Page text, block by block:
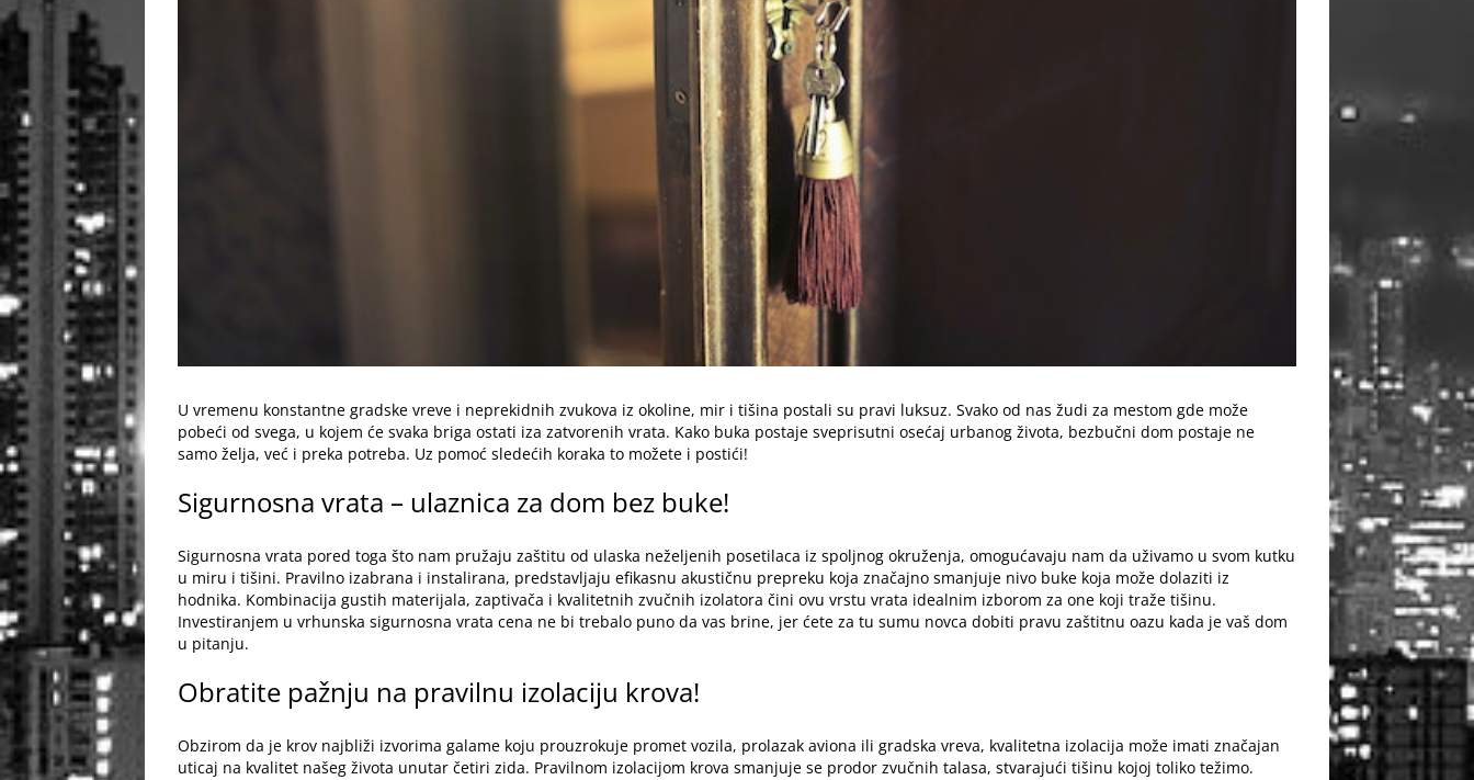
U vremenu konstantne gradske vreve i neprekidnih zvukova iz okoline, mir i tišina postali su pravi luksuz. Svako od nas žudi za mestom gde može
pobeći od svega, u kojem će svaka briga ostati iza zatvorenih vrata. Kako buka postaje sveprisutni osećaj urbanog života, bezbučni dom postaje ne
samo želja, već i preka potreba. Uz pomoć sledećih koraka to možete i postići!
Sigurnosna vrata – ulaznica za dom bez buke!
Sigurnosna vrata pored toga što nam pružaju zaštitu od ulaska neželjenih posetilaca iz spoljnog okruženja, omogućavaju nam da uživamo u svom kutku
u miru i tišini. Pravilno izabrana i instalirana, predstavljaju efikasnu akustičnu prepreku koja značajno smanjuje nivo buke koja može dolaziti iz
hodnika. Kombinacija gustih materijala, zaptivača i kvalitetnih zvučnih izolatora čini ovu vrstu vrata idealnim izborom za one koji traže tišinu.
Investiranjem u vrhunska sigurnosna vrata cena ne bi trebalo puno da vas brine, jer ćete za tu sumu novca dobiti pravu zaštitnu oazu kada je vaš dom
u pitanju.
Obratite pažnju na pravilnu izolaciju krova!
Obzirom da je krov najbliži izvorima galame koju prouzrokuje promet vozila, prolazak aviona ili gradska vreva, kvalitetna izolacija može imati značajan
uticaj na kvalitet našeg života unutar četiri zida. Pravilnom izolacijom krova smanjuje se prodor zvučnih talasa, stvarajući tišinu kojoj toliko težimo.